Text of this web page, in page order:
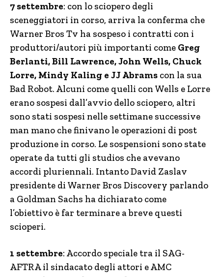
7 settembre: con lo sciopero degli
sceneggiatori in corso, arriva la conferma che
Warner Bros Tv ha sospeso i contratti con i
produttori/autori più importanti come Greg
Berlanti, Bill Lawrence, John Wells, Chuck
Lorre, Mindy Kaling e JJ Abrams con la sua
Bad Robot. Alcuni come quelli con Wells e Lorre
erano sospesi dall’avvio dello sciopero, altri
sono stati sospesi nelle settimane successive
man mano che finivano le operazioni di post
produzione in corso. Le sospensioni sono state
operate da tutti gli studios che avevano
accordi pluriennali. Intanto David Zaslav
presidente di Warner Bros Discovery parlando
a Goldman Sachs ha dichiarato come
l’obiettivo è far terminare a breve questi
scioperi.
1 settembre: Accordo speciale tra il SAG-
AFTRA il sindacato degli attori e AMC